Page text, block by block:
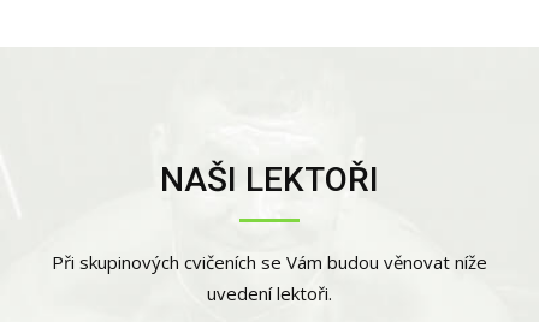
NAŠI LEKTOŘI
Při skupinových cvičeních se Vám budou věnovat níže
uvedení lektoři.